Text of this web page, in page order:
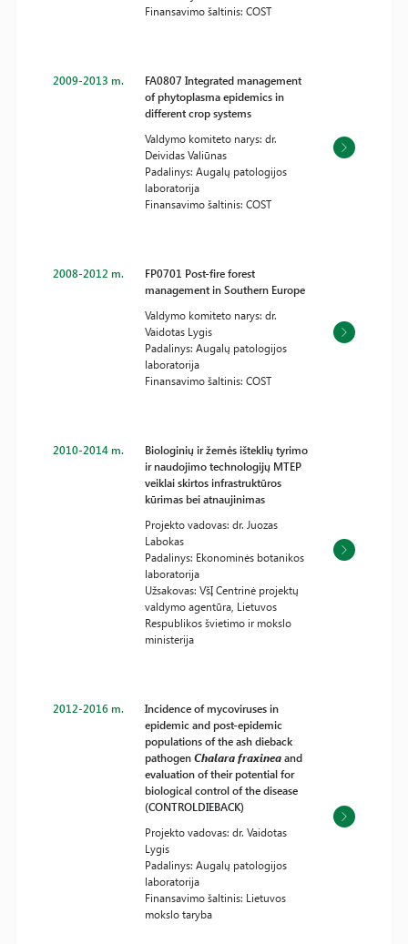
Finansavimo šaltinis: COST
2009-2013 m.
FA0807 Integrated management
of phytoplasma epidemics in
different crop systems
Valdymo komiteto narys: dr.
Deividas Valiūnas
Padalinys: Augalų patologijos
laboratorija
Finansavimo šaltinis: COST
2008-2012 m.
FP0701 Post-fire forest
management in Southern Europe
Valdymo komiteto narys: dr.
Vaidotas Lygis
Padalinys: Augalų patologijos
laboratorija
Finansavimo šaltinis: COST
2010-2014 m.
Biologinių ir žemės išteklių tyrimo
ir naudojimo technologijų MTEP
veiklai skirtos infrastruktūros
kūrimas bei atnaujinimas
Projekto vadovas: dr. Juozas
Labokas
Padalinys: Ekonominės botanikos
laboratorija
Užsakovas: VšĮ Centrinė projektų
valdymo agentūra, Lietuvos
Respublikos švietimo ir mokslo
ministerija
2012-2016 m.
Incidence of mycoviruses in
epidemic and post-epidemic
populations of the ash dieback
pathogenChalara fraxineaand
evaluation of their potential for
biological control of the disease
(CONTROLDIEBACK)
Projekto vadovas: dr. Vaidotas
Lygis
Padalinys: Augalų patologijos
laboratorija
Finansavimo šaltinis: Lietuvos
mokslo taryba